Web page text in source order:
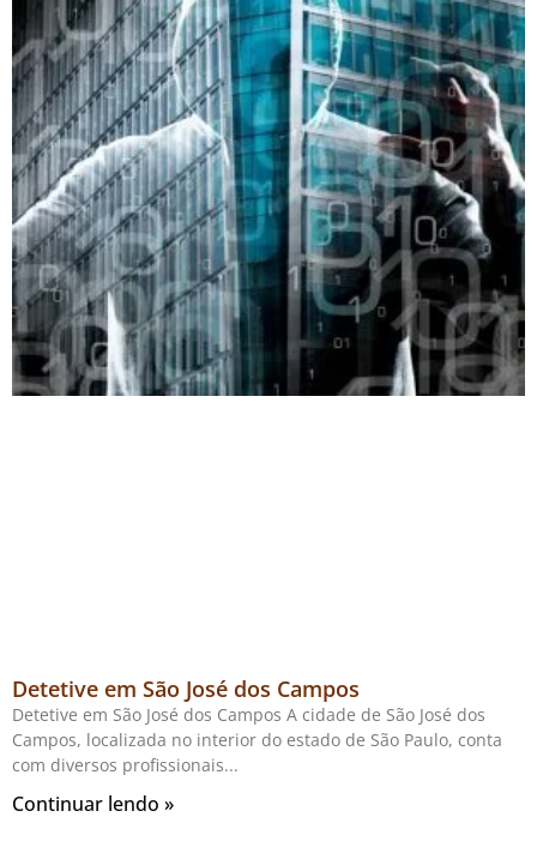
Detetive em São José dos Campos
Detetive em São José dos Campos A cidade de São José dos
Campos, localizada no interior do estado de São Paulo, conta
com diversos profissionais
Continuar lendo »